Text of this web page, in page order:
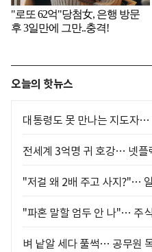
오늘의 핫뉴스
대통령도 못 만나는 지도자…
전세계 3억명 귀 호강… 넷플
"저걸 왜 2배 주고 사지?"…
"파혼 말할 엄두 안 나"… 주
벼 낱알 세다 풀썩… 공무원